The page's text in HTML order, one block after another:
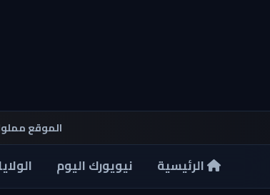
الموقع
الرئيسية نيويورك اليوم